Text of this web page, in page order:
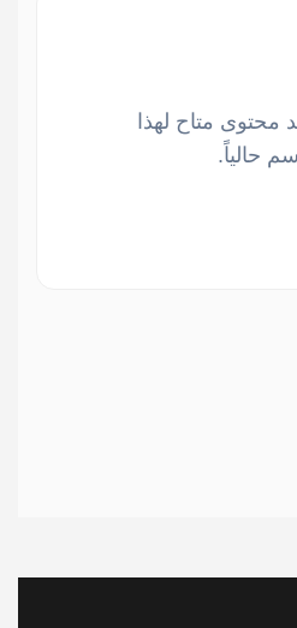
محتوى متاح لهذا
حالياً.